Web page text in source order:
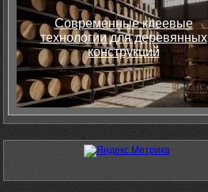
Современные клеевые
технологии для деревянных
конструкций